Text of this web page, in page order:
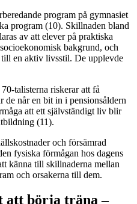
program på gymnasiet
program (10). Skillnaden bland
av att elever på praktiska
bakgrund, och
en aktiv livsstil. De upplevde
talisterna riskerar att få
når en bit in i pensionsåldern
att ett självständigt liv blir
(11).
och försämrad
fysiska förmågan hos dagens
känna till skillnaderna mellan
och orsakerna till dem.
att börja träna –